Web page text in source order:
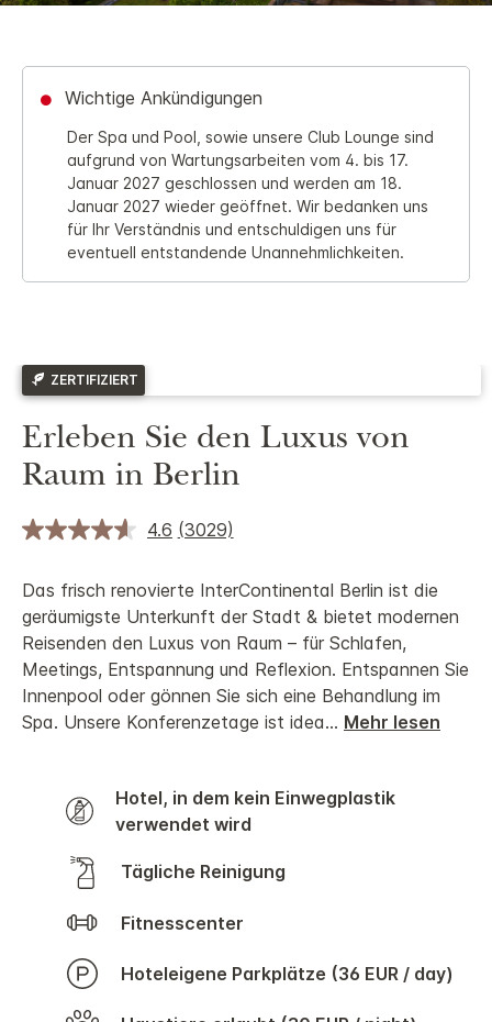
Wichtige Ankündigungen
Der Spa und Pool, sowie unsere Club Lounge sind
aufgrund von Wartungsarbeiten vom 4. bis 17.
Januar 2027 geschlossen und werden am 18.
Januar 2027 wieder geöffnet. Wir bedanken uns
für Ihr Verständnis und entschuldigen uns für
eventuell entstandende Unannehmlichkeiten.
ZERTIFIZIERT
Erleben Sie den Luxus von
Raum in Berlin
4.6 (3029)
Das frisch renovierte InterContinental Berlin ist die
geräumigste Unterkunft der Stadt & bietet modernen
Reisenden den Luxus von Raum – für Schlafen,
Meetings, Entspannung und Reflexion. Entspannen Sie
Innenpool oder gönnen Sie sich eine Behandlung im
Spa. Unsere Konferenzetage ist idea... Mehr lesen
Hotel, in dem kein Einwegplastik
verwendet wird
Tägliche Reinigung
Fitnesscenter
Hoteleigene Parkplätze (36 EUR / day)